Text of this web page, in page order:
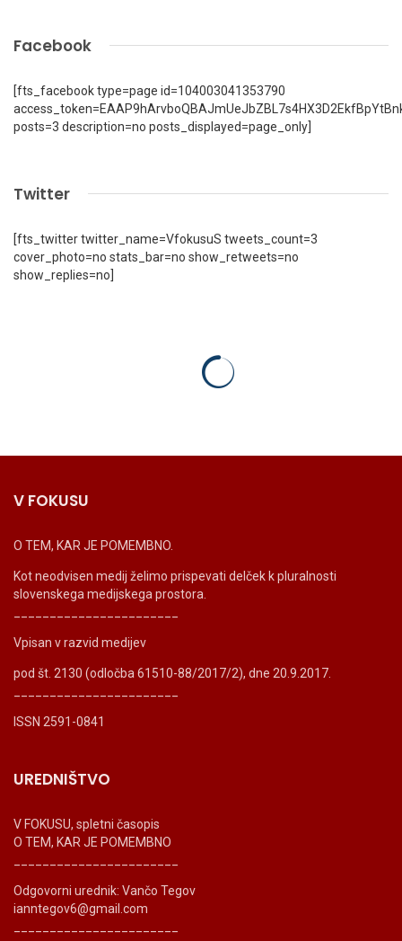
Facebook
[fts_facebook type=page id=104003041353790
posts=3 description=no posts_displayed=page_only]
Twitter
[fts_twitter twitter_name=VfokusuS tweets_count=3
cover_photo=no stats_bar=no show_retweets=no
show_replies=no]
V FOKUSU
O TEM, KAR JE POMEMBNO.
Kot neodvisen medij želimo prispevati delček k pluralnosti
slovenskega medijskega prostora.
Vpisan v razvid medijev
pod št. 2130 (odločba 61510-88/2017/2), dne 20.9.2017.
ISSN 2591-0841
UREDNIŠTVO
V FOKUSU, spletni časopis
O TEM, KAR JE POMEMBNO
Odgovorni urednik: Vančo Tegov
ianntegov6@gmail.com